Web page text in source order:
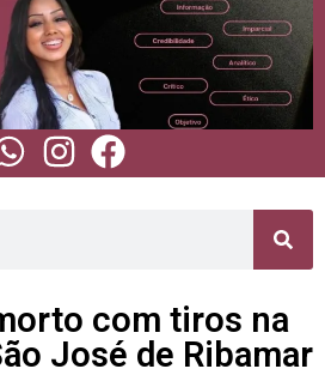
com tiros na
José de Ribamar